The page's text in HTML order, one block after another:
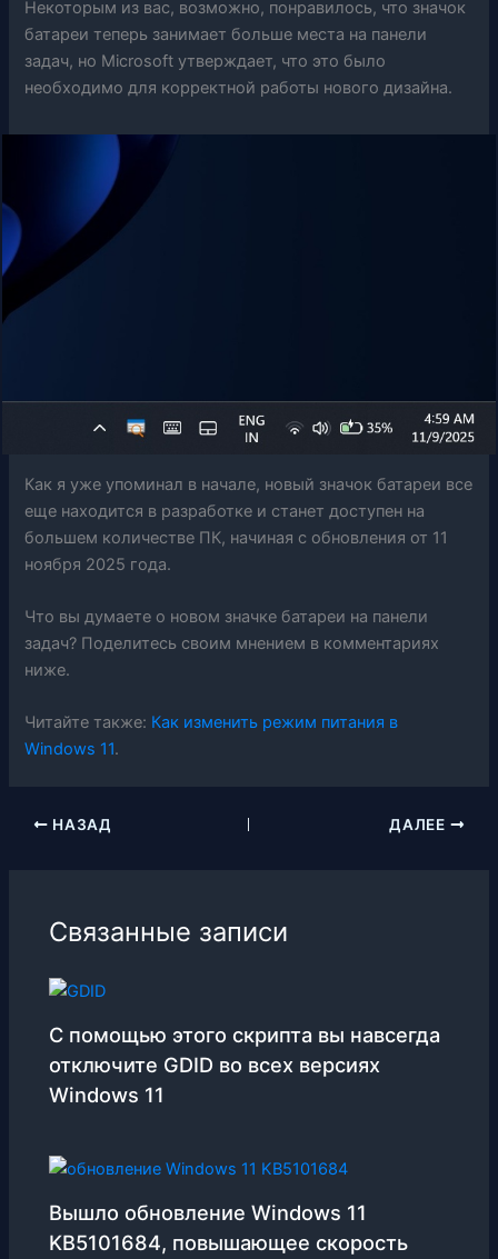
Некоторым из вас, возможно, понравилось, что значок
батареи теперь занимает больше места на панели
задач, но Microsoft утверждает, что это было
необходимо для корректной работы нового дизайна.
Как я уже упоминал в начале, новый значок батареи все
еще находится в разработке и станет доступен на
большем количестве ПК, начиная с обновления от 11
ноября 2025 года.
Что вы думаете о новом значке батареи на панели
задач? Поделитесь своим мнением в комментариях
ниже.
Читайте также: Как изменить режим питания в
Windows 11.
НАЗАД ДАЛЕЕ
Связанные записи
С помощью этого скрипта вы навсегда
отключите GDID во всех версиях
Windows 11
Вышло обновление Windows 11
KB5101684, повышающее скорость